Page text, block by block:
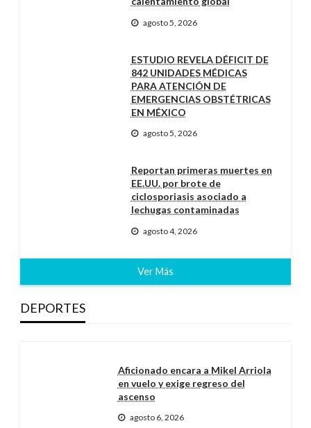
agosto 5, 2026
ESTUDIO REVELA DÉFICIT DE
842 UNIDADES MÉDICAS
PARA ATENCIÓN DE
EMERGENCIAS OBSTÉTRICAS
EN MÉXICO
agosto 5, 2026
Reportan primeras muertes en
EE.UU. por brote de
ciclosporiasis asociado a
lechugas contaminadas
agosto 4, 2026
Ver Más
DEPORTES
Aficionado encara a Mikel Arriola
en vuelo y exige regreso del
ascenso
agosto 6, 2026